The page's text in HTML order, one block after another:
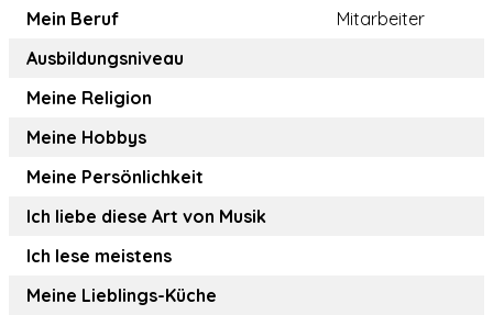
Mein Beruf
Mitarbeiter
Ausbildungsniveau
Meine Religion
Meine Hobbys
Meine Persönlichkeit
Ich liebe diese Art von Musik
Ich lese meistens
Meine Lieblings-Küche